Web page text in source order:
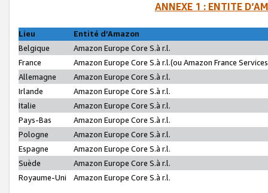
ANNEXE 1 : ENTITE
Lieu
Entité d’Amazon
Belgique
Amazon Europe Core S.à r.l.
France
Amazon Europe Core S.à r.l.(ou Amazon France
Allemagne
Amazon Europe Core S.à r.l.
Irlande
Amazon Europe Core S.à r.l.
Italie
Amazon Europe Core S.à r.l.
Pays-Bas
Amazon Europe Core S.à r.l.
Pologne
Amazon Europe Core S.à r.l.
Espagne
Amazon Europe Core S.à r.l.
Suède
Amazon Europe Core S.à r.l.
Royaume-Uni
Amazon Europe Core S.à r.l.